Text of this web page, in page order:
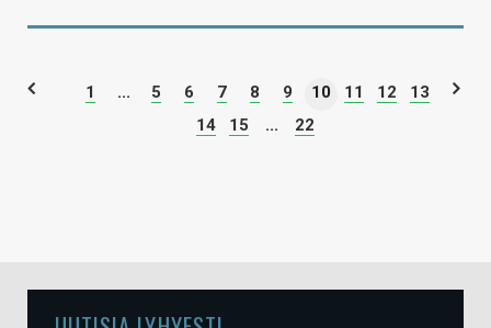
1 ... 5 6 7 8 9 10 11 12
13
14
15 ... 22